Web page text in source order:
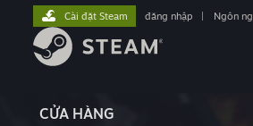
CỬA HÀNG
Cài đặt Steam đăng nhập Ngôn